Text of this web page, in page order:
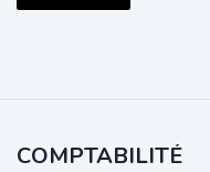
COMPTABILITÉ